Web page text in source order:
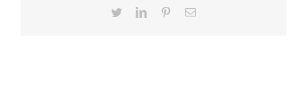
TwitterLinkedInPinterestEmail